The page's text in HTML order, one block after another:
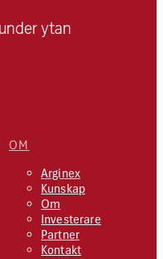
OM
Arginex
Kunskap
Om
Investerare
Partner
Kontakt
ytan